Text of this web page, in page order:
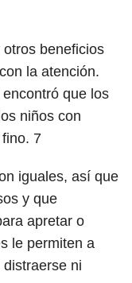
beneficios
la atención.
que los
niños con
7
iguales, así que
y que
apretar o
le permiten a
ni